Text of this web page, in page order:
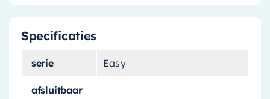
aan uw badkamer, maar voegt ook een vleugje
stijl toe met zijn Opalo kleur.
Solide en duurzaam
Specificaties
serie Easy
afsluitbaar